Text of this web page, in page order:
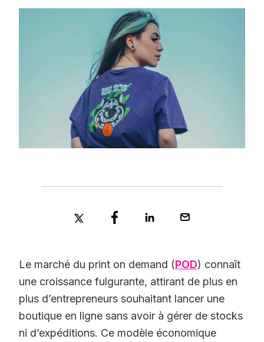
Le marché du print on demand (POD) connaît
une croissance fulgurante, attirant de plus en
plus d’entrepreneurs souhaitant lancer une
boutique en ligne sans avoir à gérer de stocks
ni d’expéditions. Ce modèle économique